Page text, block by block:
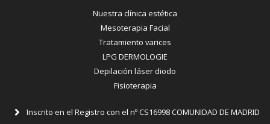
Nuestra clínica estética
Mesoterapia Facial
Tratamiento varices
LPG DERMOLOGIE
Depilación láser diodo
Fisioterapia
Inscrito en el Registro con el nº CS16998 COMUNIDAD DE MADRID